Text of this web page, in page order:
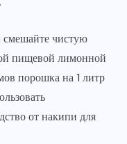
смешайте чистую
пищевой лимонной
порошка на 1 литр
от накипи для